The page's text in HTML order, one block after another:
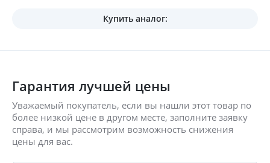
Купить аналог:
Гарантия лучшей цены
Уважаемый покупатель, если вы нашли этот товар по
более низкой цене в другом месте, заполните заявку
справа, и мы рассмотрим возможность снижения
цены для вас.